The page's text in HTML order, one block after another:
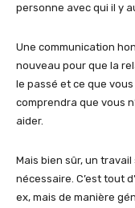
personne avec qui il y
Une communication
nouveau pour que la
le passé et ce que
comprendra que vous
aider.
Mais bien sûr, un
nécessaire. C’est tout
ex, mais de manière